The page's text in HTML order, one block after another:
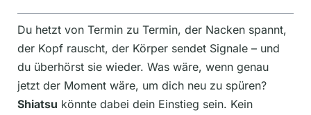
Du hetzt von Termin zu Termin, der Nacken spannt,
der Kopf rauscht, der Körper sendet Signale – und
du überhörst sie wieder. Was wäre, wenn genau
jetzt der Moment wäre, um dich neu zu spüren?
Shiatsu könnte dabei dein Einstieg sein. Kein